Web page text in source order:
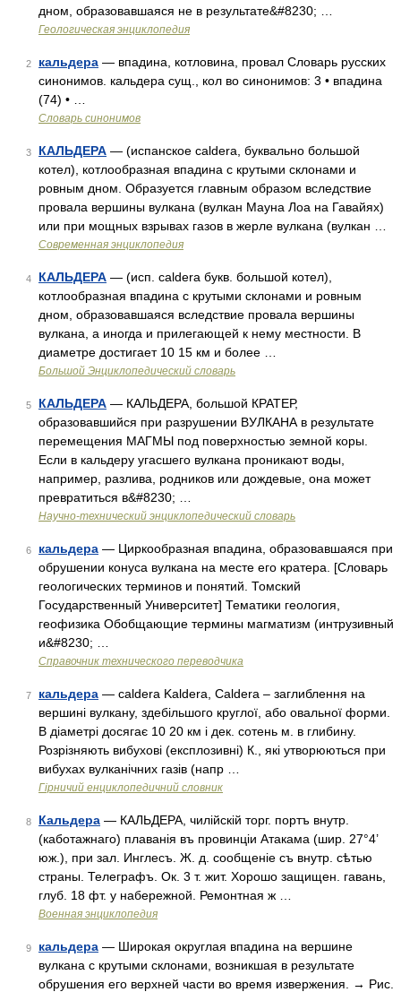
дном, образовавшаяся не в результате&#8230; …
Геологическая энциклопедия
2 кальдера — впадина, котловина, провал Словарь русских
синонимов. кальдера сущ., кол во синонимов: 3 • впадина
(74) • …
Словарь синонимов
3 КАЛЬДЕРА — (испанское caldera, буквально большой
котел), котлообразная впадина с крутыми склонами и
ровным дном. Образуется главным образом вследствие
провала вершины вулкана (вулкан Мауна Лоа на Гавайях)
или при мощных взрывах газов в жерле вулкана (вулкан …
Современная энциклопедия
4 КАЛЬДЕРА — (исп. caldera букв. большой котел),
котлообразная впадина с крутыми склонами и ровным
дном, образовавшаяся вследствие провала вершины
вулкана, а иногда и прилегающей к нему местности. В
диаметре достигает 10 15 км и более …
Большой Энциклопедический словарь
5 КАЛЬДЕРА — КАЛЬДЕРА, большой КРАТЕР,
образовавшийся при разрушении ВУЛКАНА в результате
перемещения МАГМЫ под поверхностью земной коры.
Если в кальдеру угасшего вулкана проникают воды,
например, разлива, родников или дождевые, она может
превратиться в&#8230; …
Научно-технический энциклопедический словарь
6 кальдера — Циркообразная впадина, образовавшаяся при
обрушении конуса вулкана на месте его кратера. [Словарь
геологических терминов и понятий. Томский
Государственный Университет] Тематики геология,
геофизика Обобщающие термины магматизм (интрузивный
и&#8230; …
Справочник технического переводчика
7 кальдера — сaldera Kaldera, Caldera – заглиблення на
вершині вулкану, здебільшого круглої, або овальної форми.
В діаметрі досягає 10 20 км і дек. сотень м. в глибину.
Розрізняють вибухові (експлозивні) К., які утворюються при
вибухах вулканічних газів (напр …
Гірничий енциклопедичний словник
8 Кальдера — КАЛЬДЕРА, чилійскій торг. портъ внутр.
(каботажнаго) плаванія въ провинціи Атакама (шир. 27°4’
юж.), при зал. Инглесъ. Ж. д. сообщеніе съ внутр. сѣтью
страны. Телеграфъ. Ок. 3 т. жит. Хорошо защищен. гавань,
глуб. 18 фт. у набережной. Ремонтная ж …
Военная энциклопедия
9 кальдера — Широкая округлая впадина на вершине
вулкана с крутыми склонами, возникшая в результате
обрушения его верхней части во время извержения. → Рис.